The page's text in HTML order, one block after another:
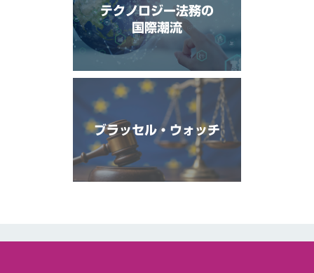
テクノロジー法務の
国際潮流
ブラッセル・ウォッチ